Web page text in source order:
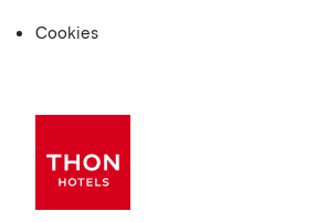
Cookies